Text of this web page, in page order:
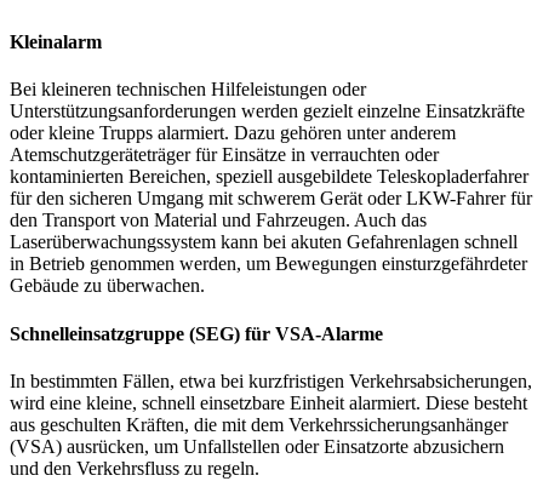
Kleinalarm
Bei kleineren technischen Hilfeleistungen oder
Unterstützungsanforderungen werden gezielt einzelne Einsatzkräfte
oder kleine Trupps alarmiert. Dazu gehören unter anderem
Atemschutzgeräteträger für Einsätze in verrauchten oder
kontaminierten Bereichen, speziell ausgebildete Teleskopladerfahrer
für den sicheren Umgang mit schwerem Gerät oder LKW-Fahrer für
den Transport von Material und Fahrzeugen. Auch das
Laserüberwachungssystem kann bei akuten Gefahrenlagen schnell
in Betrieb genommen werden, um Bewegungen einsturzgefährdeter
Gebäude zu überwachen.
Schnelleinsatzgruppe (SEG) für VSA-Alarme
In bestimmten Fällen, etwa bei kurzfristigen Verkehrsabsicherungen,
wird eine kleine, schnell einsetzbare Einheit alarmiert. Diese besteht
aus geschulten Kräften, die mit dem Verkehrssicherungsanhänger
(VSA) ausrücken, um Unfallstellen oder Einsatzorte abzusichern
und den Verkehrsfluss zu regeln.